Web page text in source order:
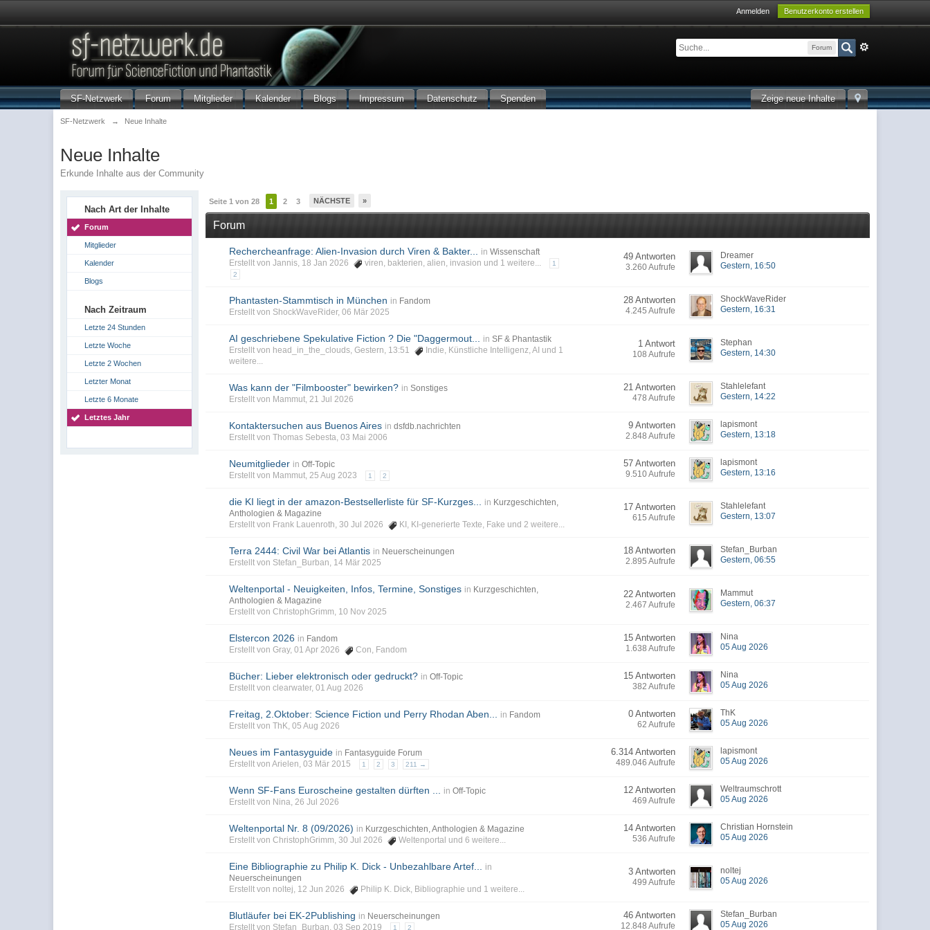
Anmelden Benutzerkonto erstellen
Forum
Zeige neue Inhalte
SF-Netzwerk Forum Mitglieder Kalender Blogs Impressum Datenschutz Spenden
SF-Netzwerk → Neue Inhalte
Neue Inhalte
Erkunde Inhalte aus der Community
Nach Art der Inhalte
Forum
Mitglieder
Kalender
Blogs
Nach Zeitraum
Letzte 24 Stunden
Letzte Woche
Letzte 2 Wochen
Letzter Monat
Letzte 6 Monate
Letztes Jahr
Seite 1 von 28 1 2 3 NÄCHSTE »
Forum
Rechercheanfrage: Alien-Invasion durch Viren & Bakter... in Wissenschaft
Erstellt von Jannis, 18 Jan 2026
viren, bakterien,alien, invasion und 1 weitere...
1
2
49 Antworten
3.260 Aufrufe
Dreamer
Gestern, 16:50
Phantasten-Stammtisch in München in Fandom
Erstellt von ShockWaveRider, 06 Mär 2025
28 Antworten
4.245 Aufrufe
ShockWaveRider
Gestern, 16:31
AI geschriebene Spekulative Fiction ? Die "Daggermout... in SF & Phantastik
Erstellt von head_in_the_clouds, Gestern, 13:51
Indie, Künstliche Intelligenz,AI und 1
weitere...
1 Antwort
108 Aufrufe
Stephan
Gestern, 14:30
Was kann der "Filmbooster" bewirken? in Sonstiges
Erstellt von Mammut, 21 Jul 2026
21 Antworten
478 Aufrufe
Stahlelefant
Gestern, 14:22
Kontaktersuchen aus Buenos Aires in dsfdb.nachrichten
Erstellt von Thomas Sebesta, 03 Mai 2006
9 Antworten
2.848 Aufrufe
lapismont
Gestern, 13:18
Neumitglieder in Off-Topic
Erstellt von Mammut, 25 Aug 2023
1 2
57 Antworten
9.510 Aufrufe
lapismont
Gestern, 13:16
die KI liegt in der amazon-Bestsellerliste für SF-Kurzges... in Kurzgeschichten,
Anthologien & Magazine
Erstellt von Frank Lauenroth, 30 Jul 2026
KI , KI-generierte Texte, Fake und 2 weitere...
17 Antworten
615 Aufrufe
Stahlelefant
Gestern, 13:07
Terra 2444: Civil War bei Atlantis in Neuerscheinungen
Erstellt von Stefan_Burban, 14 Mär 2025
18 Antworten
2.895 Aufrufe
Stefan_Burban
Gestern, 06:55
Weltenportal - Neuigkeiten, Infos, Termine, Sonstiges in Kurzgeschichten,
Anthologien & Magazine
Erstellt von ChristophGrimm, 10 Nov 2025
22 Antworten
2.467 Aufrufe
Mammut
Gestern, 06:37
Elstercon 2026 in Fandom
Erstellt von Gray, 01 Apr 2026
Con, Fandom
15 Antworten
1.638 Aufrufe
Nina
05 Aug 2026
Bücher: Lieber elektronisch oder gedruckt? in Off-Topic
Erstellt von clearwater, 01 Aug 2026
15 Antworten
382 Aufrufe
Nina
05 Aug 2026
Freitag, 2.Oktober: Science Fiction und Perry Rhodan Aben... in Fandom
Erstellt von ThK, 05 Aug 2026
0 Antworten
62 Aufrufe
ThK
05 Aug 2026
Neues im Fantasyguide in Fantasyguide Forum
Erstellt von Arielen, 03 Mär 2015
1 2 3 211 →
6.314 Antworten
489.046 Aufrufe
lapismont
05 Aug 2026
Wenn SF-Fans Euroscheine gestalten dürften ... in Off-Topic
Erstellt von Nina, 26 Jul 2026
12 Antworten
469 Aufrufe
Weltraumschrott
05 Aug 2026
Weltenportal Nr. 8 (09/2026) in Kurzgeschichten, Anthologien & Magazine
Erstellt von ChristophGrimm, 30 Jul 2026
Weltenportal und 6 weitere...
14 Antworten
536 Aufrufe
Christian Hornstein
05 Aug 2026
Eine Bibliographie zu Philip K. Dick - Unbezahlbare Artef...
in
Neuerscheinungen
Erstellt von noltej, 12 Jun 2026
Philip K. Dick, Bibliographie und 1 weitere...
3 Antworten
499 Aufrufe
noltej
05 Aug 2026
Blutläufer bei EK-2Publishing in Neuerscheinungen
Erstellt von Stefan_Burban, 03 Sep 2019
1 2
46 Antworten
12.848 Aufrufe
Stefan_Burban
05 Aug 2026